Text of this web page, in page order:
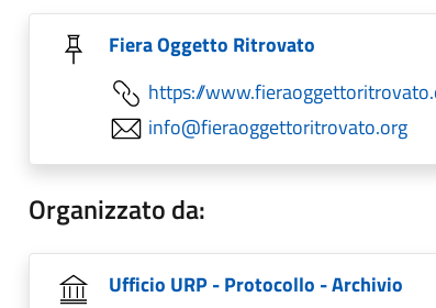
Fiera Oggetto Ritrovato
https://
info@fieraoggettoritrovato.org
Organizzato da:
Ufficio URP - Protocollo - Archivio